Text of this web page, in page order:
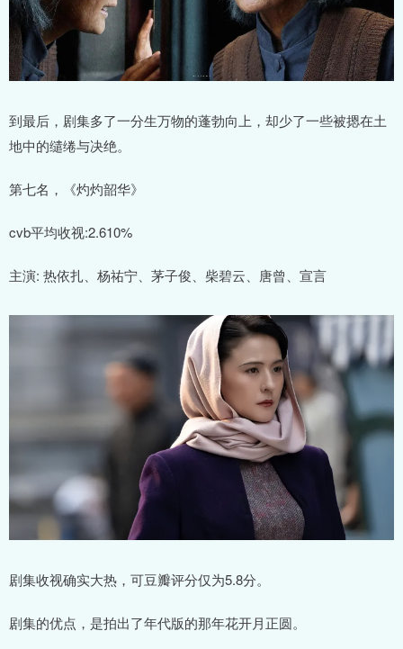
到最后，剧集多了一分生万物的蓬勃向上，却少了一些被摁在土
地中的缱绻与决绝。
第七名，《灼灼韶华》
cvb平均收视:2.610%
主演: 热依扎、杨祐宁、茅子俊、柴碧云、唐曾、宣言
剧集收视确实大热，可豆瓣评分仅为5.8分。
剧集的优点，是拍出了年代版的那年花开月正圆。